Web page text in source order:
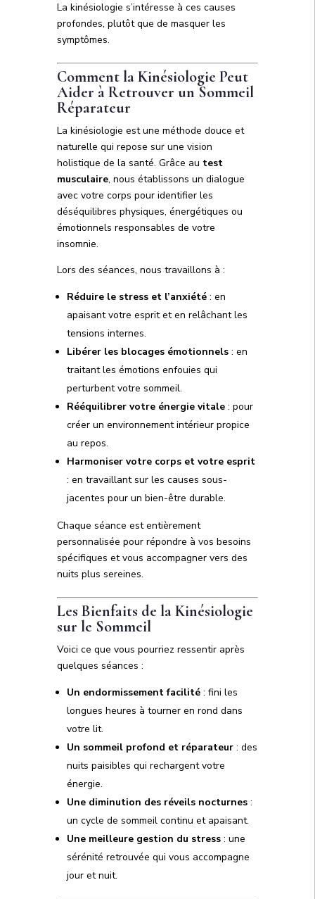
La kinésiologie s’intéresse à ces causes
profondes, plutôt que de masquer les
symptômes.
Comment la Kinésiologie Peut
Aider à Retrouver un Sommeil
Réparateur
La kinésiologie est une méthode douce et
naturelle qui repose sur une vision
holistique de la santé. Grâce au test
musculaire, nous établissons un dialogue
avec votre corps pour identifier les
déséquilibres physiques, énergétiques ou
émotionnels responsables de votre
insomnie.
Lors des séances, nous travaillons à :
Réduire le stress et l’anxiété: en
apaisant votre esprit et en relâchant les
tensions internes.
Libérer les blocages émotionnels: en
traitant les émotions enfouies qui
perturbent votre sommeil.
Rééquilibrer votre énergie vitale: pour
créer un environnement intérieur propice
au repos.
Harmoniser votre corps et votre esprit
: en travaillant sur les causes sous-
jacentes pour un bien-être durable.
Chaque séance est entièrement
personnalisée pour répondre à vos besoins
spécifiques et vous accompagner vers des
nuits plus sereines.
Les Bienfaits de la Kinésiologie
sur le Sommeil
Voici ce que vous pourriez ressentir après
quelques séances :
Un endormissement facilité: fini les
longues heures à tourner en rond dans
votre lit.
Un sommeil profond et réparateur: des
nuits paisibles qui rechargent votre
énergie.
Une diminution des réveils nocturnes:
un cycle de sommeil continu et apaisant.
Une meilleure gestion du stress: une
sérénité retrouvée qui vous accompagne
jour et nuit.